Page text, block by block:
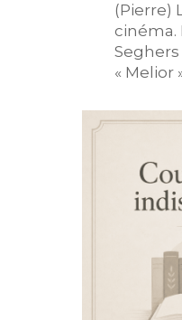
(Pierre)
cinéma.
Seghers
« Melior